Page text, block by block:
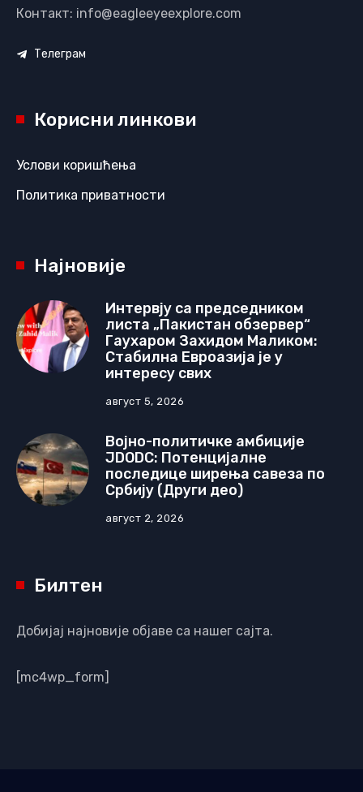
Контакт: info@eagleeyeexplore.com
Телеграм
Корисни линкови
Услови коришћења
Политика приватности
Најновије
Интервју са председником
листа „Пакистан обзервер“
Гаухаром Захидом Маликом:
Стабилна Евроазија је у
интересу свих
август 5, 2026
Војно-политичке амбиције
JDODC: Потенцијалне
последице ширења савеза по
Србију (Други део)
август 2, 2026
Билтен
Добијај најновије објаве са нашег сајта.
[mc4wp_form]